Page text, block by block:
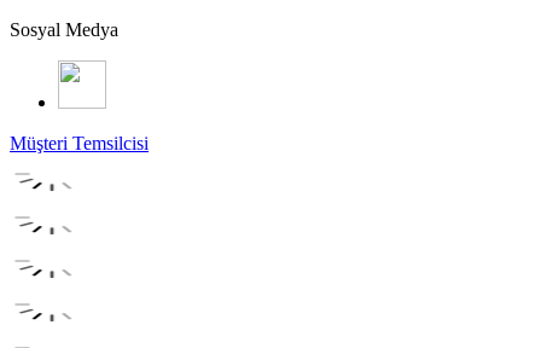
Sosyal Medya
Müşteri Temsilcisi